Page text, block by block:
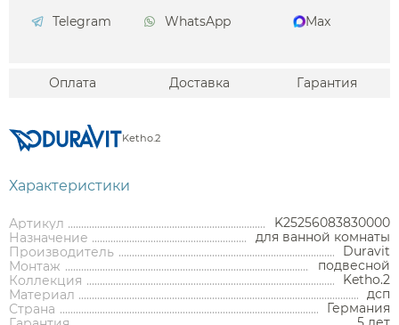
Telegram
WhatsApp Max
Оплата Доставка Гарантия
Ketho.2
Характеристики
Артикул
K25256083830000
Назначение
для ванной комнаты
Производитель
Duravit
Монтаж
подвесной
Коллекция
Ketho.2
Материал
дсп
Страна
Германия